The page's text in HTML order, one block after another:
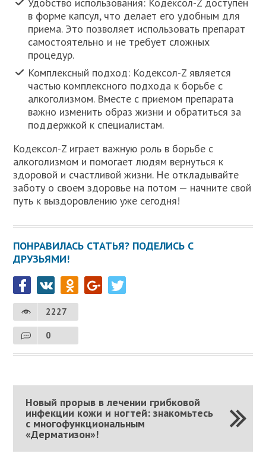
в форме капсул, что делает его удобным для
приема. Это позволяет использовать препарат
самостоятельно и не требует сложных
процедур.
Комплексный подход: Кодексол-Z является
частью комплексного подхода к борьбе с
алкоголизмом. Вместе с приемом препарата
важно изменить образ жизни и обратиться за
поддержкой к специалистам.
Кодексол-Z играет важную роль в борьбе с
алкоголизмом и помогает людям вернуться к
здоровой и счастливой жизни. Не откладывайте
заботу о своем здоровье на потом — начните свой
путь к выздоровлению уже сегодня!
ПОНРАВИЛАСЬ СТАТЬЯ? ПОДЕЛИСЬ С
ДРУЗЬЯМИ!
2227
0
Новый прорыв в лечении грибковой
инфекции кожи и ногтей: знакомьтесь
с многофункциональным
«Дерматизон»!